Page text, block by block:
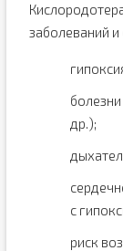
заболеваний и
др.);
с
риск